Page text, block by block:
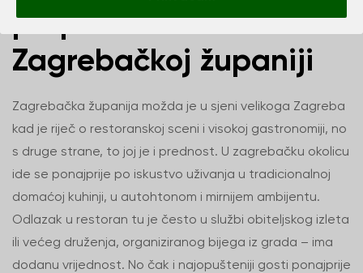
propustiti u
Zagrebačkoj županiji
Zagrebačka županija možda je u sjeni velikoga Zagreba
kad je riječ o restoranskoj sceni i visokoj gastronomiji, no
s druge strane, to joj je i prednost. U zagrebačku okolicu
ide se ponajprije po iskustvo uživanja u tradicionalnoj
domaćoj kuhinji, u autohtonom i mirnijem ambijentu.
Odlazak u restoran tu je često u službi obiteljskog izleta
ili većeg druženja, organiziranog bijega iz grada – ima
dodanu vrijednost. No čak i najopušteniji gosti ponajprije